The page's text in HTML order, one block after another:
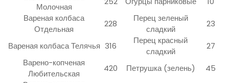
Молочная
Вареная колбаса
Отдельная
228
Перец зеленый
сладкий
23
Вареная колбаса Телячья 316
Перец красный
сладкий
27
Варено-копченая
Любительская
420 Петрушка (зелень)
45